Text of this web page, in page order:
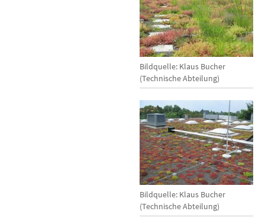
Bildquelle: Klaus Bucher
(Technische Abteilung)
Bildquelle: Klaus Bucher
(Technische Abteilung)